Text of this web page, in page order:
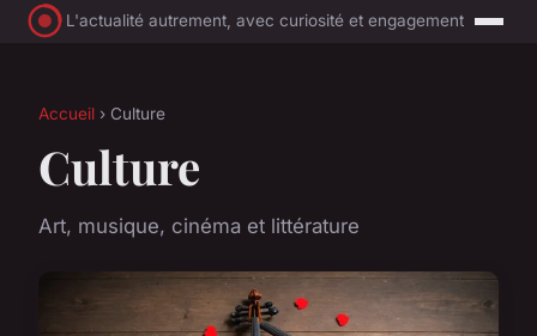
L'actualité autrement, avec curiosité et engagement
Accueil › Culture
Culture
Art, musique, cinéma et littérature